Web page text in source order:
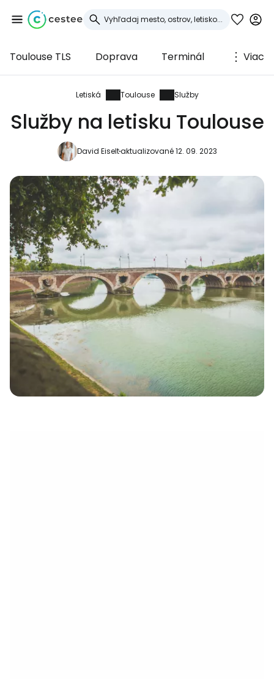
Toulouse TLS Doprava Terminál Viac
Letiská Toulouse Služby
Služby na letisku Toulouse
David Eiseltaktualizované 12. 09. 2023
Prihláste sa do
služby Cestee
... celosvetovej komunity cestovateľov
Pokračovať so službou Google
Pokračovať na Facebooku
Pokračovať s e-mailom